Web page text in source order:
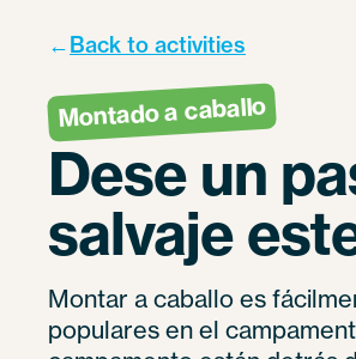
←Back to activities
Montado a caballo
Dese un
salvaje
Montar a caballo es
populares en el